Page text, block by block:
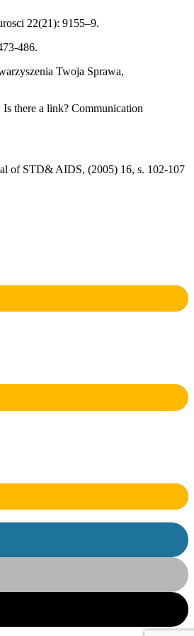
22(21): 9155–9.
486.
Twoja Sprawa,
there a link? Communication
of STD& AIDS, (2005) 16, s. 102-107